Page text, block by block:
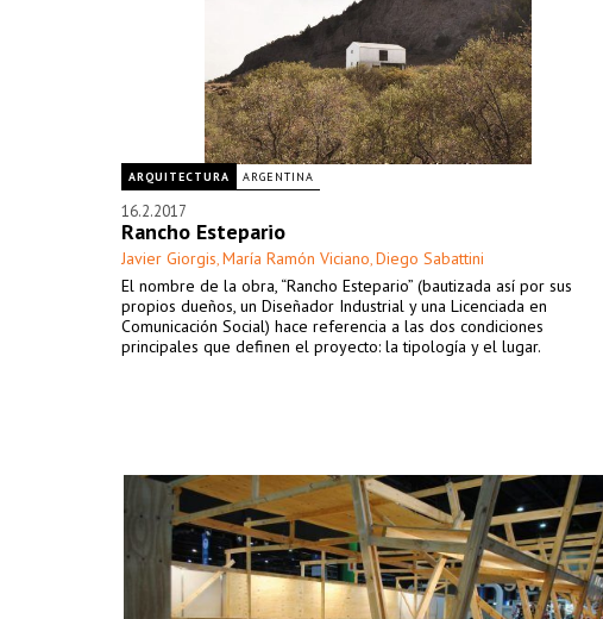
ARQUITECTURA ARGENTINA
16.2.2017
Rancho Estepario
Javier Giorgis, María Ramón Viciano, Diego Sabattini
El nombre de la obra, “Rancho Estepario” (bautizada así por sus
propios dueños, un Diseñador Industrial y una Licenciada en
Comunicación Social) hace referencia a las dos condiciones
principales que definen el proyecto: la tipología y el lugar.